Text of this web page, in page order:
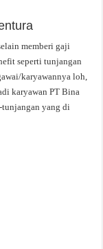
memberi gaji
seperti tunjangan
karyawannya loh,
karyawan PT Bina
tunjangan yang di